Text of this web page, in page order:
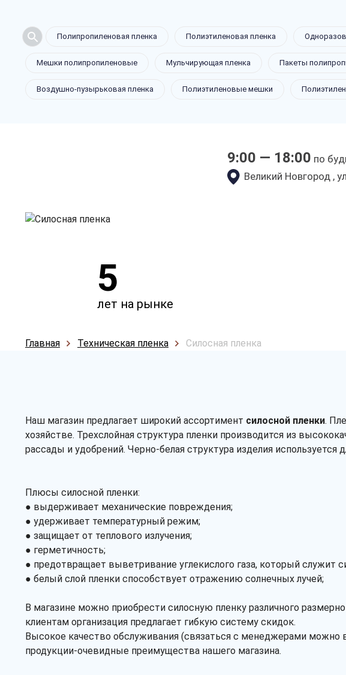
Полипропиленовая пленка Полиэтиленовая пленка
Мешки полипропиленовые Мульчирующая пленка Пакеты
Воздушно-пузырьковая пленка Полиэтиленовые мешки
9:00 — 18:00 по
Великий Новгород ,
Силосная
только приятные цены
5
лет на рынке
Главная Техническая пленка Силосная пленка
Наш магазин предлагает широкий ассортимент силосной пленки.
хозяйстве. Трехслойная структура пленки производится из
рассады и удобрений. Черно-белая структура изделия используется
Плюсы силосной пленки:
● выдерживает механические повреждения;
● удерживает температурный режим;
● защищает от теплового излучения;
● герметичность;
● предотвращает выветривание углекислого газа, который служит
● белый слой пленки способствует отражению солнечных лучей;
В магазине можно приобрести силосную пленку различного
клиентам организация предлагает гибкую систему скидок.
Высокое качество обслуживания (связаться с менеджерами можно
продукции-очевидные преимущества нашего магазина.